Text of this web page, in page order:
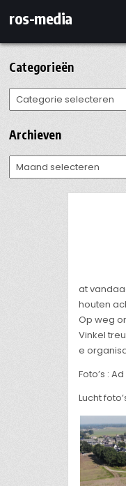
naar
inhoud
ros-media
Categorieën
Categorieën
Archieven
Archieven
at
houten
Op weg
Vinkel
e
Foto’s :
Lucht